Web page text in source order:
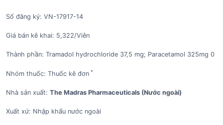
Số đăng ký: VN-17917-14
Giá bán kê khai: 5,322/Viên
Thành phần: Tramadol hydrochloride 37,5 mg; Paracetamol 325mg 0
Nhóm thuốc: Thuốc kê đơn *
Nhà sản xuất: The Madras Pharmaceuticals (Nước ngoài)
Xuất xứ: Nhập khẩu nước ngoài